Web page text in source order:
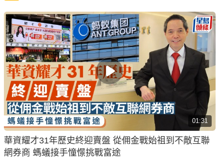
01:31
華資耀才31年歷史終迎賣盤 從佣金戰始祖到不敵互聯
網券商 螞蟻接手憧憬挑戰富途